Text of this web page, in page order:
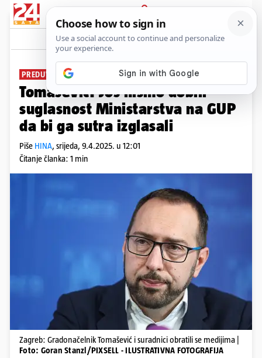
PRIJAVA
News Komentari
PREDUVJET ZA GLASANJE
Tomašević: Još nismo dobili
suglasnost Ministarstva na GUP
da bi ga sutra izglasali
Piše HINA, srijeda, 9.4.2025. u 12:01
Čitanje članka: 1 min
Zagreb: Gradonačelnik Tomašević i suradnici obratili se medijima |
Foto: Goran Stanzl/PIXSELL - ILUSTRATIVNA FOTOGRAFIJA